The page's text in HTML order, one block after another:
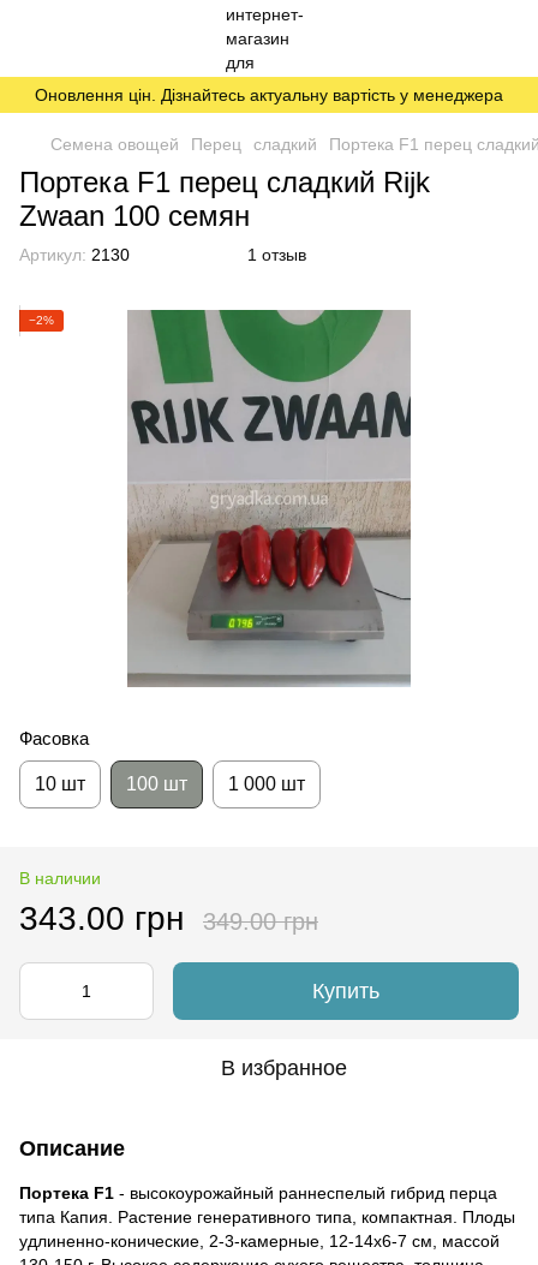
Оновлення цін. Дізнайтесь актуальну вартість у менеджера
Семена овощей Перец сладкий Портека F1 перец
Портека F1 перец сладкий Rijk
Zwaan 100 семян
Артикул: 2130 1 отзыв
−2%
Фасовка
10 шт 100 шт 1 000 шт
В наличии
343.00 грн 349.00 грн
Купить
В избранное
Описание
Портека F1 - высокоурожайный раннеспелый гибрид перца
типа Капия. Растение генеративного типа, компактная. Плоды
удлиненно-конические, 2-3-камерные, 12-14х6-7 см, массой